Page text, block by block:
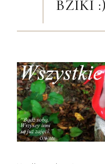
BZIKI :)